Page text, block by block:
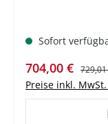
Sofort
Verkaufspreis:
704,00 €
Preise inkl.